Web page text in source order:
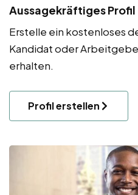
Aussagekräftiges Profil
Erstelle ein kostenloses
Kandidat oder
erhalten.
Profil erstellen